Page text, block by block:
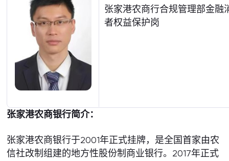
张家港农商行合规管理部金融
者权益保护岗
张家港农商银行简介：
张家港农商银行于2001年正式挂牌，是全国首家由农
信社改制组建的地方性股份制商业银行。2017年正式